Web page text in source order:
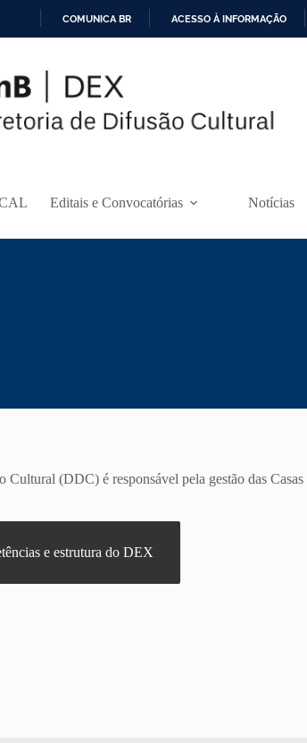
P
A
A
T
Ú
COMUNICA BR ACESSO À INFORMAÇÃO
Editais e Convocatórias Notícias
(DDC) é responsável pela gestão das
e estrutura do DEX